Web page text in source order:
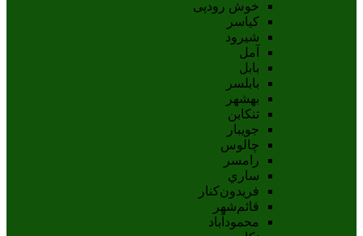
خوش رودپی
کیاسر
شیرود
آمل
بابل
بابلسر
بهشهر
تنکابن
جويبار
چالوس
رامسر
ساري
فريدون‌کنار
قائم‌شهر
محمودآباد